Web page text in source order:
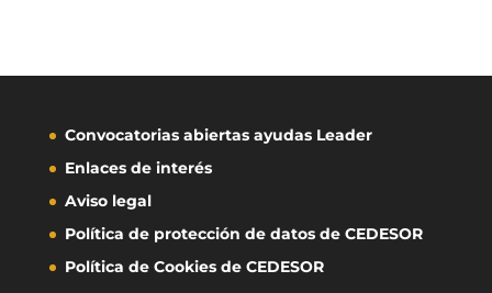
Convocatorias abiertas ayudas Leader
Enlaces de interés
Aviso legal
Política de protección de datos de CEDESOR
Política de Cookies de CEDESOR